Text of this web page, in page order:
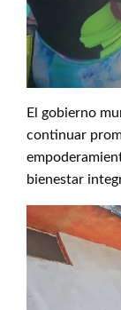
El gobierno
continuar
bienestar